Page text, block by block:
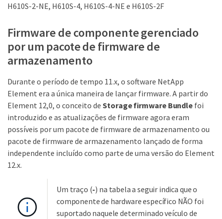
H610S-2-NE, H610S-4, H610S-4-NE e H610S-2F
Firmware de componente gerenciado
por um pacote de firmware de
armazenamento
Durante o período de tempo 11.x, o software NetApp
Element era a única maneira de lançar firmware. A partir do
Element 12,0, o conceito de Storage firmware Bundle foi
introduzido e as atualizações de firmware agora eram
possíveis por um pacote de firmware de armazenamento ou
pacote de firmware de armazenamento lançado de forma
independente incluído como parte de uma versão do Element
12.x.
Um traço (-) na tabela a seguir indica que o
componente de hardware específico NÃO foi
suportado naquele determinado veículo de